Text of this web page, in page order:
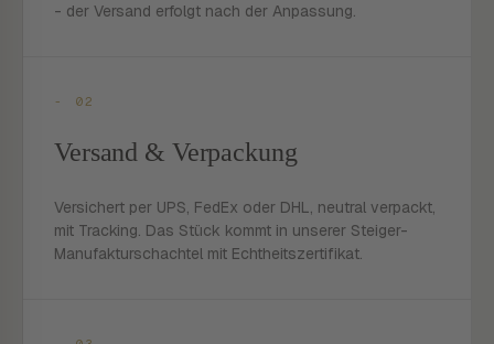
- der Versand erfolgt nach der Anpassung.
- 02
Versand & Verpackung
Versichert per UPS, FedEx oder DHL, neutral verpackt,
mit Tracking. Das Stück kommt in unserer Steiger-
Manufakturschachtel mit Echtheitszertifikat.